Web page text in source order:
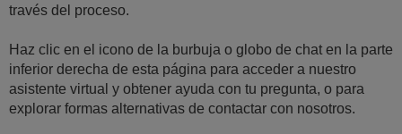
través del proceso.
Haz clic en el icono de la burbuja o globo de chat en la parte
inferior derecha de esta página para acceder a nuestro
asistente virtual y obtener ayuda con tu pregunta, o para
explorar formas alternativas de contactar con nosotros.